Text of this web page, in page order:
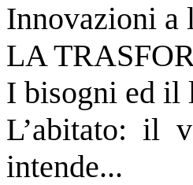
Innovazioni a
LA
I bisogni ed il
L’abitato: il
intende...